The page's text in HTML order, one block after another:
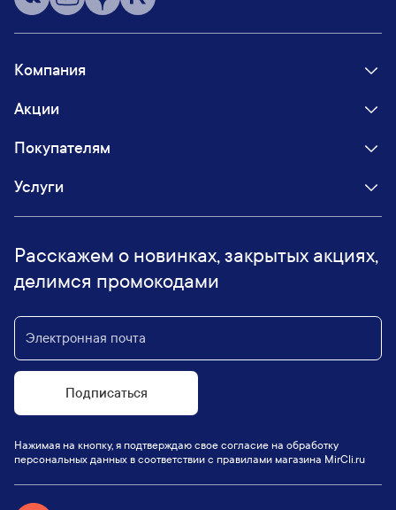
Компания
Акции
Покупателям
Услуги
Расскажем о новинках, закрытых акциях,
делимся промокодами
Подписаться
Нажимая на кнопку, я подтверждаю свое согласие на обработку
персональных данных в соответствии с правилами магазина MirCli.ru